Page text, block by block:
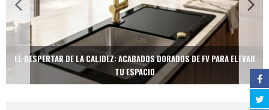
EL DESPERTAR DE LA CALIDEZ: ACABADOS DORADOS DE FV PARA ELEVAR
TU ESPACIO